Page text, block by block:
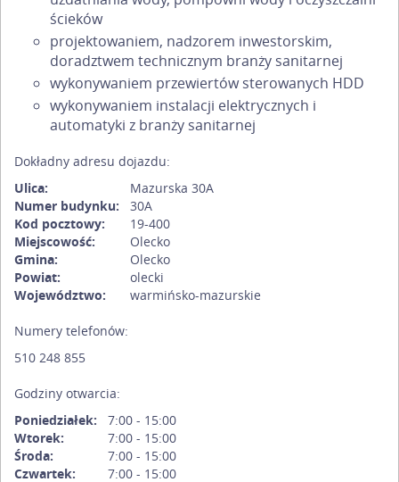
ścieków
projektowaniem, nadzorem inwestorskim,
doradztwem technicznym branży sanitarnej
wykonywaniem przewiertów sterowanych HDD
wykonywaniem instalacji elektrycznych i
automatyki z branży sanitarnej
Dokładny adresu dojazdu:
Ulica:
Mazurska 30A
Numer budynku:
30A
Kod pocztowy:
19-400
Miejscowość:
Olecko
Gmina:
Olecko
Powiat:
olecki
Województwo:
warmińsko-mazurskie
Numery telefonów:
510 248 855
Godziny otwarcia:
Poniedziałek:
7:00 - 15:00
Wtorek:
7:00 - 15:00
Środa:
7:00 - 15:00
Czwartek:
7:00 - 15:00